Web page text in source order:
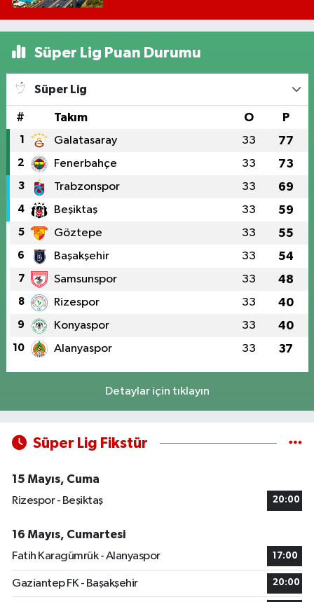
Süper Lig Puan Durumu
Süper Lig
# Takım O P
1 Galatasaray 33 77
2 Fenerbahçe 33 73
3 Trabzonspor 33 69
4 Beşiktaş 33 59
5 Göztepe 33 55
6 Başakşehir 33 54
7 Samsunspor 33 48
8 Rizespor 33 40
9 Konyaspor 33 40
10 Alanyaspor 33 37
Detaylar için tıklayın
Süper Lig Fikstür
15 Mayıs, Cuma
Rizespor - Beşiktaş
20:00
16 Mayıs, Cumartesi
Fatih Karagümrük - Alanyaspor
17:00
Gaziantep FK - Başakşehir 20:00